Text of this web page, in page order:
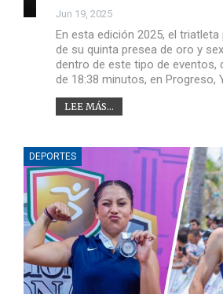
Jun 19, 2025
En esta edición 2025, el
de su quinta presea de oro y
dentro de este tipo de eventos,
de 18:38 minutos, en Progreso,
LEE MÁS...
DEPORTES